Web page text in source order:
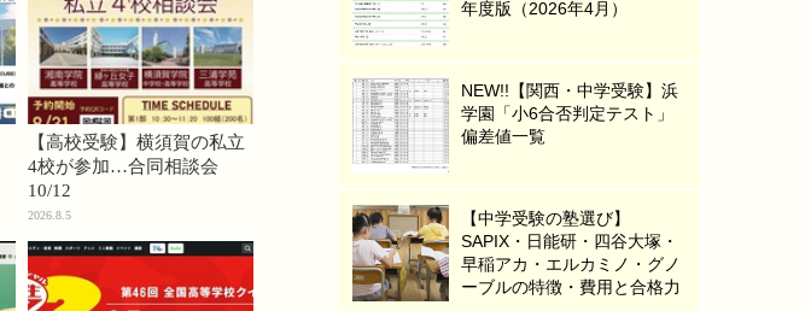
【高校受験】横須賀の私立
4校が参加…合同相談会
10/12
2026.8.5
年度版（2026年4月）
NEW!!【関西・中学受験】浜
学園「小6合否判定テスト」
偏差値一覧
【中学受験の塾選び】
SAPIX・日能研・四谷大塚・
早稲アカ・エルカミノ・グノ
ーブルの特徴・費用と合格力